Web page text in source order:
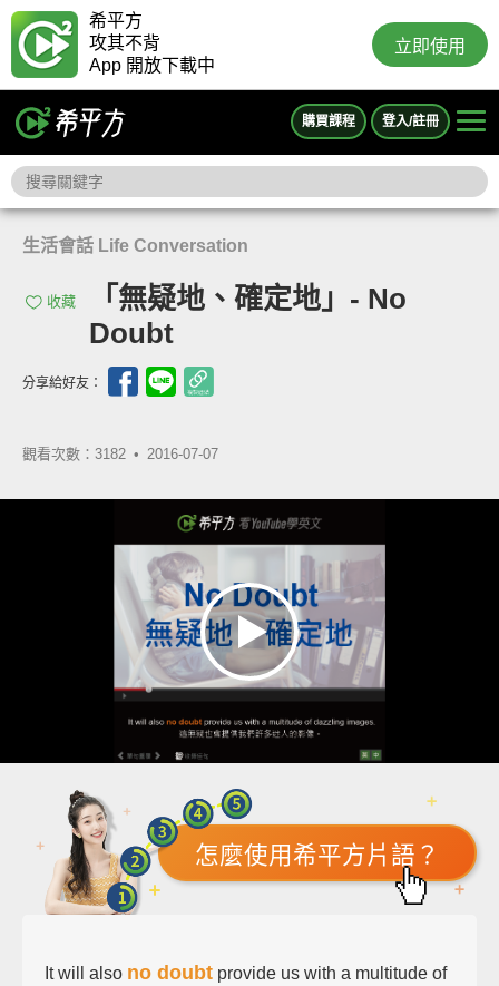
希平方
攻其不背
App 開放下載中
立即使用
購買課程 登入/註冊
生活會話 Life Conversation
收藏
「無疑地、確定地」- No
Doubt
分享給好友：
觀看次數：3182 • 2016-07-07
怎麼使用希平方片語？
It will also no doubt provide us with a multitude of